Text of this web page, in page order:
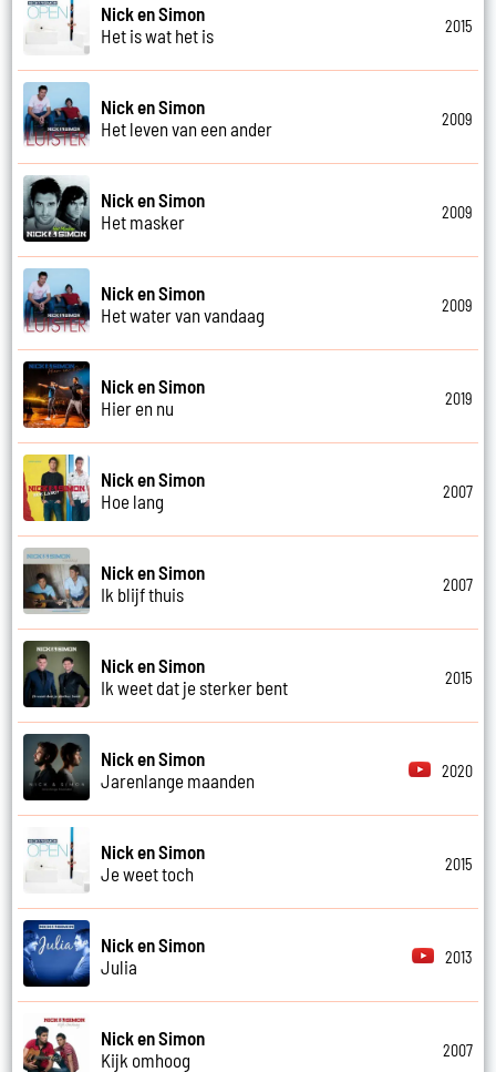
Nick en Simon
Het is wat het is
2015
Nick en Simon
Het leven van een ander
2009
Nick en Simon
Het masker
2009
Nick en Simon
Het water van vandaag
2009
Nick en Simon
Hier en nu
2019
Nick en Simon
Hoe lang
2007
Nick en Simon
Ik blijf thuis
2007
Nick en Simon
Ik weet dat je sterker bent
2015
Nick en Simon
Jarenlange maanden
2020
Nick en Simon
Je weet toch
2015
Nick en Simon
Julia
2013
Nick en Simon
Kijk omhoog
2007